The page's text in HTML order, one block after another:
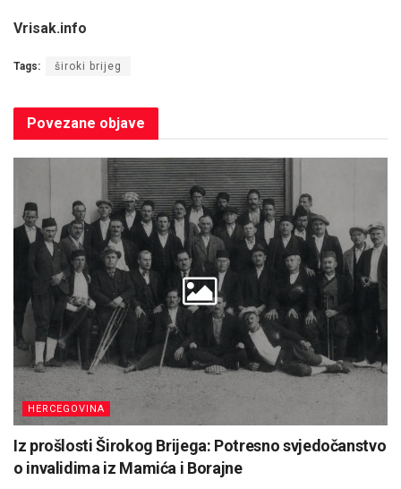
Vrisak.info
Tags: široki brijeg
Povezane objave
HERCEGOVINA
Iz prošlosti Širokog Brijega: Potresno svjedočanstvo
o invalidima iz Mamića i Borajne